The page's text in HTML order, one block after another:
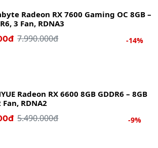
Radeon RX 7600 Gaming OC 8GB –
3 Fan, RDNA3
7.990.000đ -14%
Radeon RX 6600 8GB GDDR6 – 8GB
Fan, RDNA2
5.490.000đ -9%